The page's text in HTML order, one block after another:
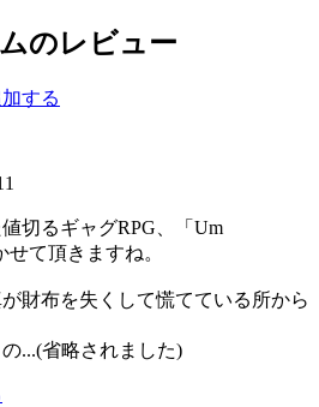
のレビュー
する
切るギャグRPG、「Um
せて頂きますね。
財布を失くして慌てている所から
...(省略されました)